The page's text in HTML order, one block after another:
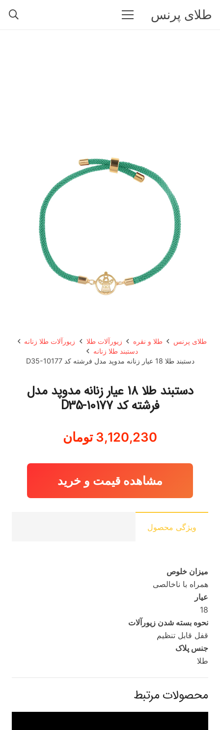
طلای پرنس
طلای پرنس طلا و نقره زیورآلات طلا
زیورآلات طلا زنانه
دستبند طلا زنانه
دستبند طلا 18 عیار زنانه مدوپد مدل فرشته کد D35-10177
دستبند طلا 18 عیار زنانه مدوپد مدل
فرشته کد D35-10177
3,120,230 تومان
مشاهده قیمت و خرید
ویژگی محصول
میزان خلوص
همراه با ناخالصی
عیار
18
نحوه بسته شدن زیورآلات
قفل قابل تنظیم
جنس پلاک
طلا
محصولات مرتبط